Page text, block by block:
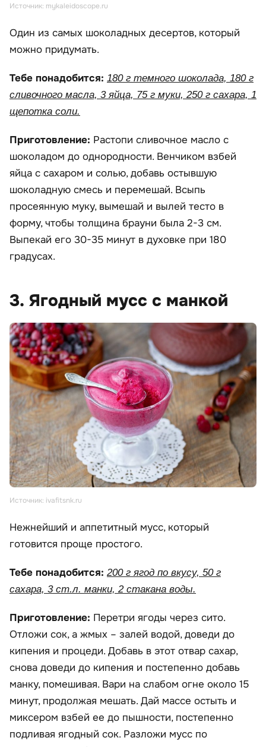
Источник: mykaleidoscope.ru
Один из самых шоколадных десертов, который
можно придумать.
Тебе понадобится: 180 г темного шоколада, 180 г
сливочного масла, 3 яйца, 75 г муки, 250 г сахара, 1
щепотка соли.
Приготовление: Растопи сливочное масло с
шоколадом до однородности. Венчиком взбей
яйца с сахаром и солью, добавь остывшую
шоколадную смесь и перемешай. Всыпь
просеянную муку, вымешай и вылей тесто в
форму, чтобы толщина брауни была 2-3 см.
Выпекай его 30-35 минут в духовке при 180
градусах.
3. Ягодный мусс с манкой
Источник: ivafitsnk.ru
Нежнейший и аппетитный мусс, который
готовится проще простого.
Тебе понадобится: 200 г ягод по вкусу, 50 г
сахара, 3 ст.л. манки, 2 стакана воды.
Приготовление: Перетри ягоды через сито.
Отложи сок, а жмых – залей водой, доведи до
кипения и процеди. Добавь в этот отвар сахар,
снова доведи до кипения и постепенно добавь
манку, помешивая. Вари на слабом огне около 15
минут, продолжая мешать. Дай массе остыть и
миксером взбей ее до пышности, постепенно
подливая ягодный сок. Разложи мусс по